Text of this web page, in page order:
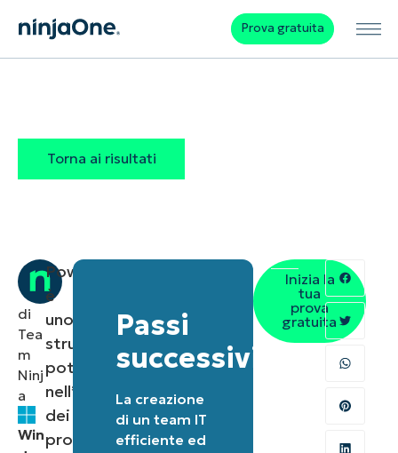
Prova gratuita
Torna ai risultati
Win
di
Tea
m
Ninj
a
PowerShell
è
uno
strumento
potente
nell’arsenale
dei
professionisti
Passi
successivi
La creazione
di un team IT
efficiente ed
Inizia la
tua
prova
gratuita